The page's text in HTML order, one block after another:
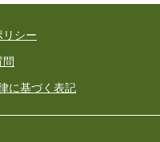
リシー
問
に基づく表記